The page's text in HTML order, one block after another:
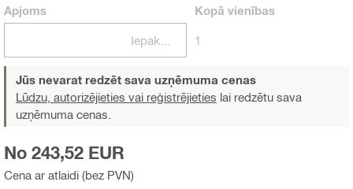
Apjoms Kopā vienības
1
Jūs nevarat redzēt sava uzņēmuma cenas
Lūdzu, autorizējieties vai reģistrējieties lai redzētu sava
uzņēmuma cenas.
Cena ar atlaidi (bez PVN)
No 243,52 EUR